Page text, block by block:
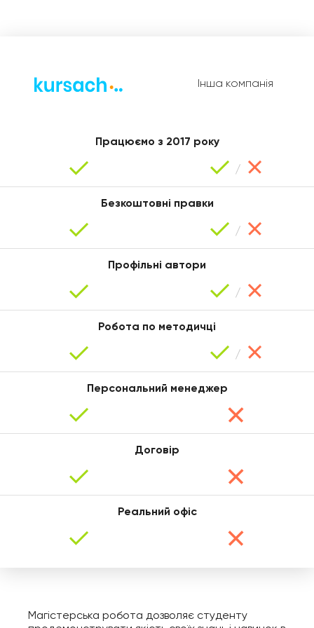
Уляна
Інша компанія
Працюємо з 2017 року
Безкоштовні правки
Профільні автори
Робота по методичці
Персональний менеджер
Договір
Реальний офіс
Магістерська робота дозволяє студенту